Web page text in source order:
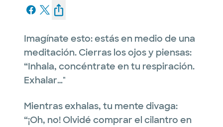
Imagínate esto: estás en medio de una
meditación. Cierras los ojos y piensas:
“Inhala, concéntrate en tu respiración.
Exhalar…"
Mientras exhalas, tu mente divaga:
“¡Oh, no! Olvidé comprar el cilantro en